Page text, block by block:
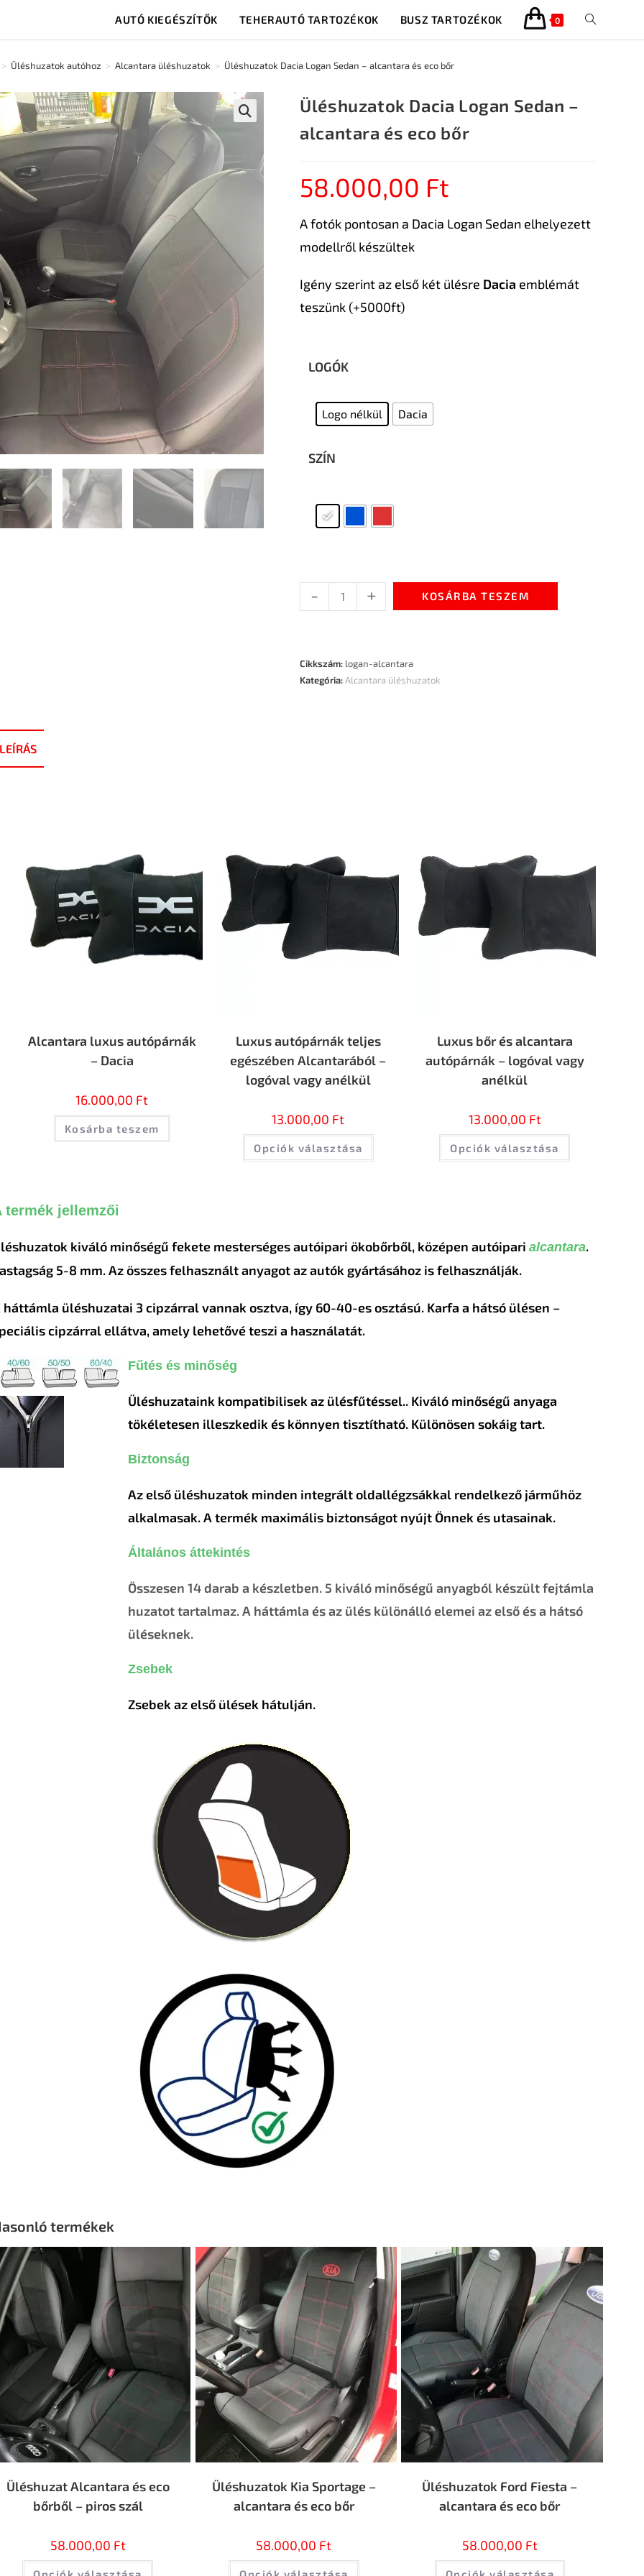
AUTÓ KIEGÉSZÍTŐK TEHERAUTÓ TARTOZÉKOK BUSZ TARTOZÉKOK 0
> Üléshuzatok autóhoz > Alcantara üléshuzatok > Üléshuzatok Dacia Logan Sedan – alcantara és eco bőr
Üléshuzatok Dacia Logan Sedan –
alcantara és eco bőr
58.000,00 Ft
A fotók pontosan a Dacia Logan Sedan elhelyezett
modellről készültek
Igény szerint az első két ülésre Dacia emblémát
teszünk (+5000ft)
LOGÓK
Logo nélkül Dacia
SZÍN
- + KOSÁRBA TESZEM
Cikkszám: logan-alcantara
Kategória:Alcantara üléshuzatok
Alcantara luxus autópárnák
– Dacia
16.000,00 Ft
Kosárba teszem
Luxus autópárnák teljes
egészében Alcantarából –
logóval vagy anélkül
13.000,00 Ft
Opciók választása
Luxus bőr és alcantara
autópárnák – logóval vagy
anélkül
13.000,00 Ft
Opciók választása
termék jellemzői
kiváló minőségű fekete mesterséges autóipari ökobőrből, középen autóipari alcantara.
5-8 mm. Az összes felhasznált anyagot az autók gyártásához is felhasználják.
háttámla üléshuzatai 3 cipzárral vannak osztva, így 60-40-es osztású. Karfa a hátsó ülésen –
cipzárral ellátva, amely lehetővé teszi a használatát.
Fűtés és minőség
Üléshuzataink kompatibilisek az ülésfűtéssel.. Kiváló minőségű anyaga
tökéletesen illeszkedik és könnyen tisztítható. Különösen sokáig tart.
Biztonság
Az első üléshuzatok minden integrált oldallégzsákkal rendelkező járműhöz
alkalmasak. A termék maximális biztonságot nyújt Önnek és utasainak.
Általános áttekintés
Összesen 14 darab a készletben. 5 kiváló minőségű anyagból készült fejtámla
huzatot tartalmaz. A háttámla és az ülés különálló elemei az első és a hátsó
üléseknek.
Zsebek
Zsebek az első ülések hátulján.
termékek
Üléshuzat Alcantara és eco
bőrből – piros szál
58.000,00 Ft
Üléshuzatok Kia Sportage –
alcantara és eco bőr
58.000,00 Ft
Üléshuzatok Ford Fiesta –
alcantara és eco bőr
58.000,00 Ft